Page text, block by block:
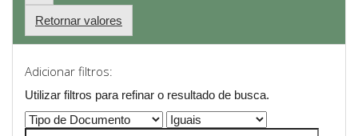
Retornar valores
Adicionar filtros:
Utilizar filtros para refinar o resultado de busca.